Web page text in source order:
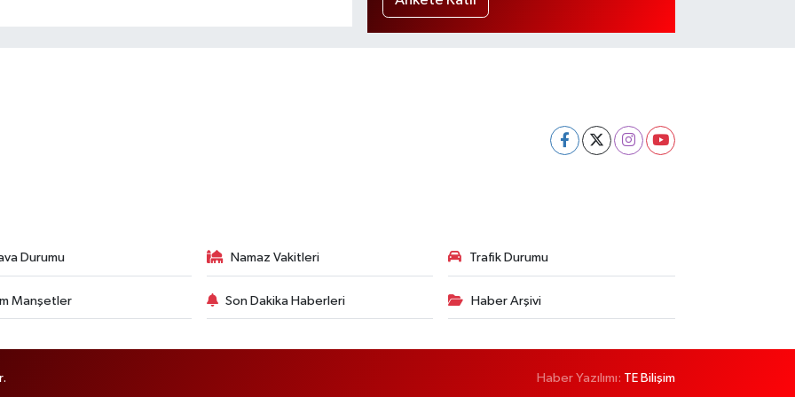
Durumu Namaz Vakitleri Trafik Durumu
Manşetler Son Dakika Haberleri Haber Arşivi
Haber Yazılımı: TE Bilişim